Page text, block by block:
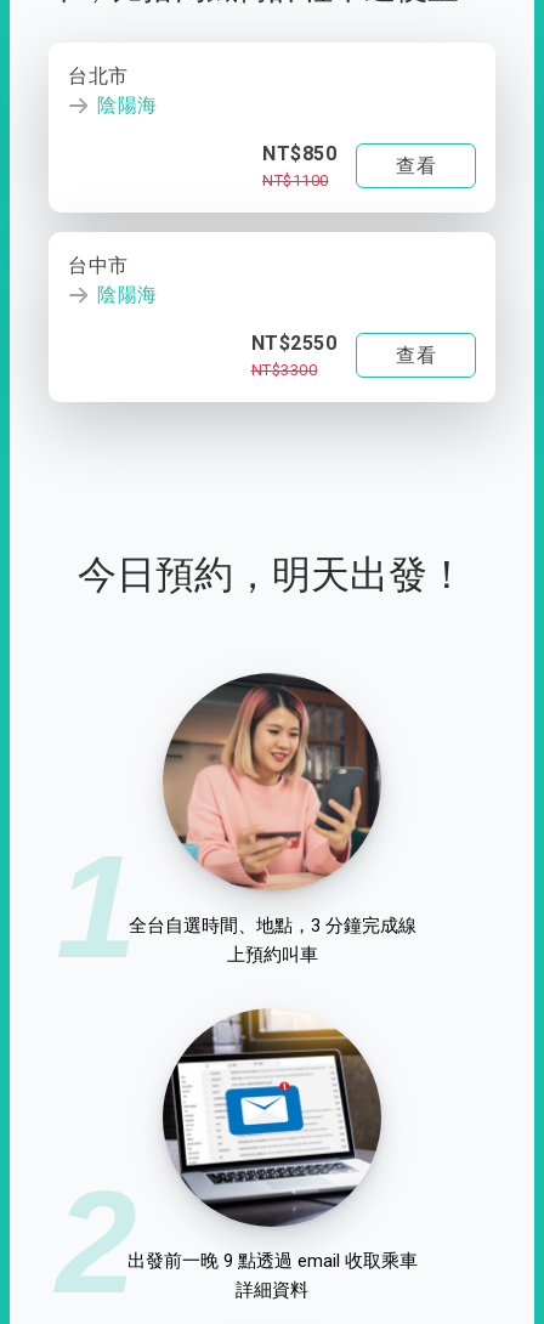
台北市
陰陽海
NT$850
NT$1100
查看
台中市
陰陽海
NT$2550
NT$3300
查看
今日預約，明天出發！
1全台自選時間、地點，3 分鐘完成線
上預約叫車
2出發前一晚 9 點透過 email 收取乘車
詳細資料